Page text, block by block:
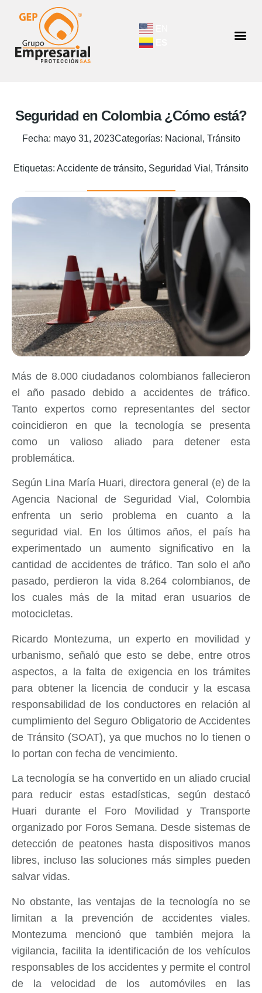
Seguridad en Colombia ¿Cómo está?
Fecha: mayo 31, 2023Categorías: Nacional , Tránsito
Etiquetas: Accidente de tránsito, Seguridad Vial , Tránsito
Más de 8.000 ciudadanos colombianos fallecieron
el año pasado debido a accidentes de tráfico.
Tanto expertos como representantes del sector
coincidieron en que la tecnología se presenta
como un valioso aliado para detener esta
problemática.
Según Lina María Huari, directora general (e) de la
Agencia Nacional de Seguridad Vial, Colombia
enfrenta un serio problema en cuanto a la
seguridad vial. En los últimos años, el país ha
experimentado un aumento significativo en la
cantidad de accidentes de tráfico. Tan solo el año
pasado, perdieron la vida 8.264 colombianos, de
los cuales más de la mitad eran usuarios de
motocicletas.
Ricardo Montezuma, un experto en movilidad y
urbanismo, señaló que esto se debe, entre otros
aspectos, a la falta de exigencia en los trámites
para obtener la licencia de conducir y la escasa
responsabilidad de los conductores en relación al
cumplimiento del Seguro Obligatorio de Accidentes
de Tránsito (SOAT), ya que muchos no lo tienen o
lo portan con fecha de vencimiento.
La tecnología se ha convertido en un aliado crucial
para reducir estas estadísticas, según destacó
Huari durante el Foro Movilidad y Transporte
organizado por Foros Semana. Desde sistemas de
detección de peatones hasta dispositivos manos
libres, incluso las soluciones más simples pueden
salvar vidas.
No obstante, las ventajas de la tecnología no se
limitan a la prevención de accidentes viales.
Montezuma mencionó que también mejora la
vigilancia, facilita la identificación de los vehículos
responsables de los accidentes y permite el control
de la velocidad de los automóviles en las